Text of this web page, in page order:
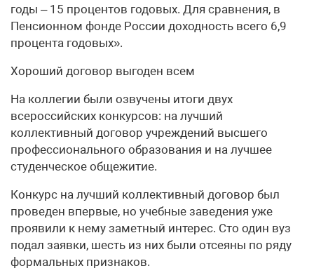
годы – 15 процентов годовых. Для сравнения, в
Пенсионном фонде России доходность всего 6,9
процента годовых».
Хороший договор выгоден всем
На коллегии были озвучены итоги двух
всероссийских конкурсов: на лучший
коллективный договор учреждений высшего
профессионального образования и на лучшее
студенческое общежитие.
Конкурс на лучший коллективный договор был
проведен впервые, но учебные заведения уже
проявили к нему заметный интерес. Сто один вуз
подал заявки, шесть из них были отсеяны по ряду
формальных признаков.